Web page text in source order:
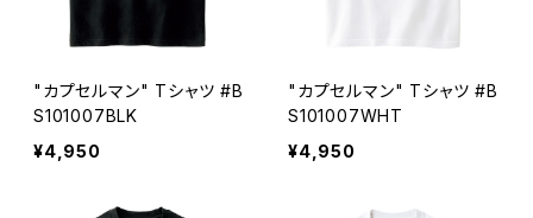
"カプセルマン" Tシャツ #B
S101007BLK
¥4,950
"カプセルマン" Tシャツ #B
S101007WHT
¥4,950